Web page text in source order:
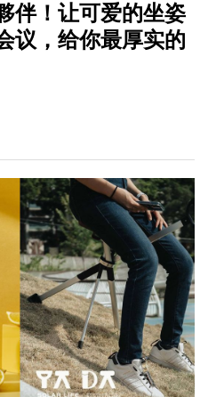
伴！让可爱的坐姿
议，给你最厚实的